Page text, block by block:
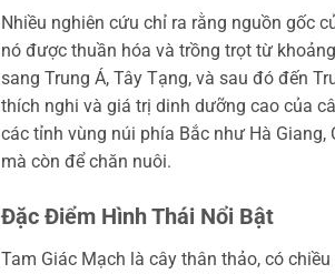
Nhiều nghiên cứu chỉ ra rằng nguồn gốc
nó được thuần hóa và trồng trọt từ
sang Trung Á, Tây Tạng, và sau đó đến
thích nghi và giá trị dinh dưỡng cao của
các tỉnh vùng núi phía Bắc như Hà
mà còn để chăn nuôi.
Đặc Điểm Hình Thái Nổi Bật
Tam Giác Mạch là cây thân thảo, có